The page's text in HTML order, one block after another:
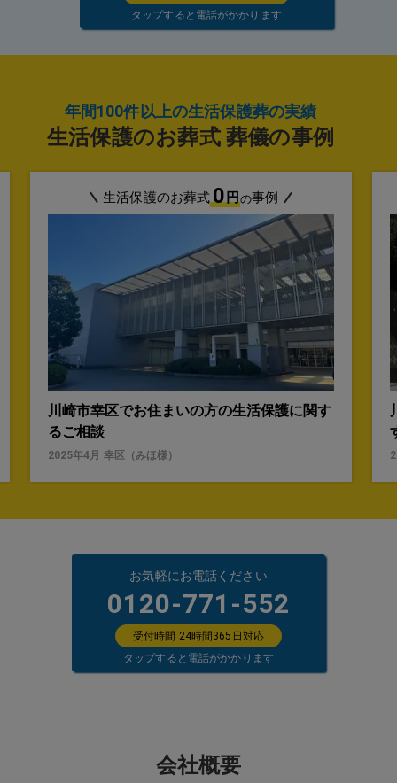
タップすると電話がかかります
年間100件以上の生活保護葬の実績
生活保護のお葬式 葬儀の事例
生活保護のお葬式0円 の事例
川崎市幸区でお住まいの方の生活保護に関す
るご相談
2025年4月 幸区 （みほ様）
お気軽にお電話ください
0120-771-552
受付時間 24時間365日対応
タップすると電話がかかります
会社概要